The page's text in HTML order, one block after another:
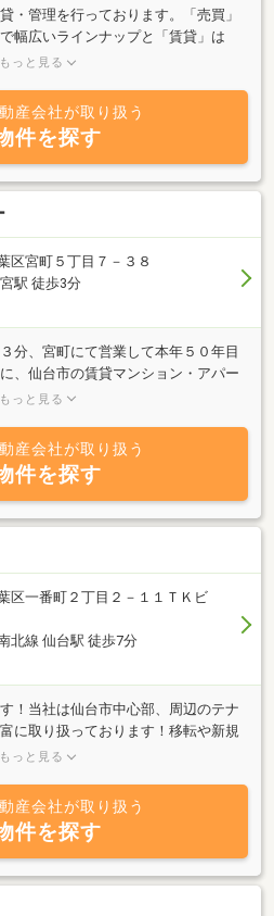
・管理を行っております。「売買」
幅広いラインナップと「賃貸」は
優良物件をお探しします。経験豊富
自社ＨＰも充実しておりますので
もっと見る
産会社が取り扱う
件を探す
区宮町５丁目７－３８
駅 徒歩3分
分、宮町にて営業して本年５０年目
、仙台市の賃貸マンション・アパー
りますので、お気軽にご相談下さ
お待ちしております。
もっと見る
産会社が取り扱う
件を探す
区一番町２丁目２－１１ＴＫビ
北線 仙台駅 徒歩7分
！当社は仙台市中心部、周辺のテナ
に取り扱っております！移転や新規
非当社までご相談ください！！また
相談、無料査定（仙台市内のみ）に
さな店舗から大型店舗まで必ずご満
！！“テナント物件・貸店舗・事務所
もっと見る
産会社が取り扱う
件を探す